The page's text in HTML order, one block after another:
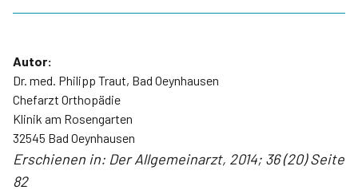
Autor:
Dr. med. Philipp Traut, Bad Oeynhausen
Chefarzt Orthopädie
Klinik am Rosengarten
32545 Bad Oeynhausen
Erschienen in: Der Allgemeinarzt, 2014; 36 (20) Seite
82